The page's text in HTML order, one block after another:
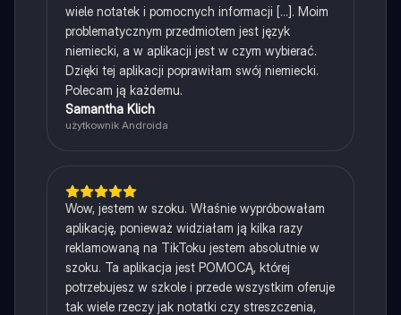
wiele notatek i pomocnych informacji [...]. Moim
problematycznym przedmiotem jest język
niemiecki, a w aplikacji jest w czym wybierać.
Dzięki tej aplikacji poprawiłam swój niemiecki.
Polecam ją każdemu.
Samantha Klich
użytkownik Androida
Wow, jestem w szoku. Właśnie wypróbowałam
aplikację, ponieważ widziałam ją kilka razy
reklamowaną na TikToku jestem absolutnie w
szoku. Ta aplikacja jest POMOCĄ, której
potrzebujesz w szkole i przede wszystkim oferuje
tak wiele rzeczy jak notatki czy streszczenia,